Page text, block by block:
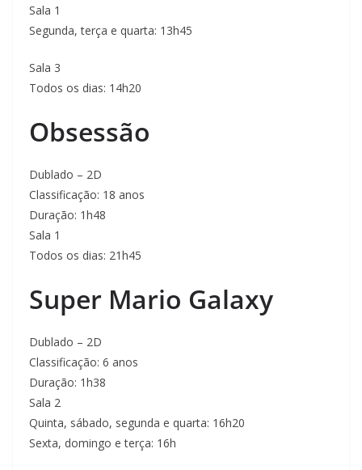
Sala 1
Segunda, terça e quarta: 13h45
Sala 3
Todos os dias: 14h20
Obsessão
Dublado – 2D
Classificação: 18 anos
Duração: 1h48
Sala 1
Todos os dias: 21h45
Super Mario Galaxy
Dublado – 2D
Classificação: 6 anos
Duração: 1h38
Sala 2
Quinta, sábado, segunda e quarta: 16h20
Sexta, domingo e terça: 16h